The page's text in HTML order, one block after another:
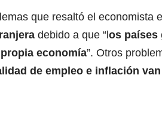
que resaltó el economista
debido a que “los países
economía”. Otros
de empleo e inflación